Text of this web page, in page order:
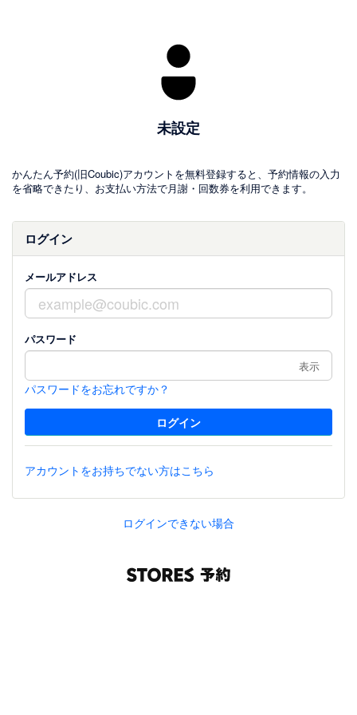
未設定
かんたん予約(旧Coubic)アカウントを無料登録すると、予約情報の入力
を省略できたり、お支払い方法で月謝・回数券を利用できます。
ログイン
メールアドレス
パスワード
表示
パスワードをお忘れですか？
アカウントをお持ちでない方はこちら
ログインできない場合